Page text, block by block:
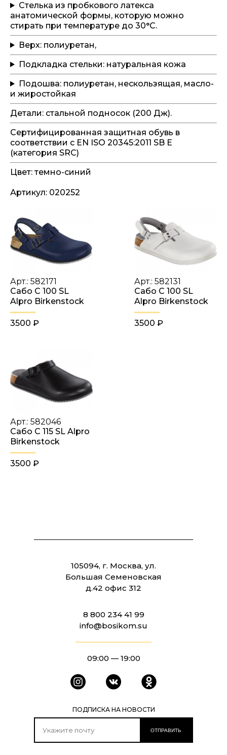
Стелька из пробкового латекса
анатомической формы, которую можно
стирать при температуре до 30°C.
Верх: полиуретан,
Подкладка стельки: натуральная кожа
Подошва: полиуретан, нескользящая, масло-
и жиростойкая
Детали: стальной подносок (200 Дж).
Сертифицированная защитная обувь в
соответствии с EN ISO 20345:2011 SB E
(категория SRC)
Цвет: темно-синий
Артикул: 020252
Арт.: 582171
Сабо C 100 SL
Alpro Birkenstock
3500 ₽
Арт.: 582131
Сабо C 100 SL
Alpro Birkenstock
3500 ₽
Арт.: 582046
Сабо C 115 SL Alpro
Birkenstock
3500 ₽
105094, г. Москва, ул.
Большая Семеновская
д.42 офис 312
8 800 234 41 99
info@bosikom.su
09:00 — 19:00
ПОДПИСКА НА НОВОСТИ
ОТПРАВИТЬ